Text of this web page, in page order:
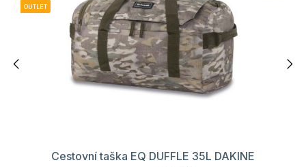
OUTLET
Cestovní taška EQ DUFFLE 35L DAKINE